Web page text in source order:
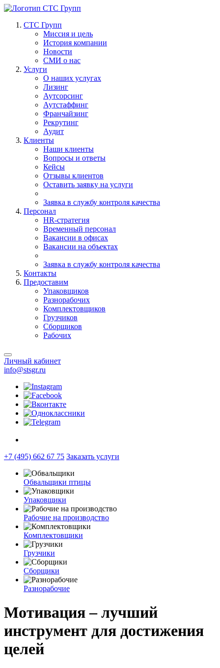
СТС Групп
Миссия и цель
История компании
Новости
СМИ о нас
Услуги
О наших услугах
Лизинг
Аутсорсинг
Аутстаффинг
Франчайзинг
Рекрутинг
Аудит
Клиенты
Наши клиенты
Вопросы и ответы
Кейсы
Отзывы клиентов
Оставить заявку на услуги
Заявка в службу контроля качества
Персонал
HR-стратегия
Временный персонал
Вакансии в офисах
Вакансии на объектах
Заявка в службу контроля качества
Контакты
Предоставим
Упаковщиков
Разнорабочих
Комплектовщиков
Грузчиков
Сборщиков
Рабочих
Личный кабинет
info@stsgr.ru
+7 (495) 662 67 75 Заказать услуги
Обвальщики птицы
Упаковщики
Рабочие на производство
Комплектовщики
Грузчики
Сборщики
Разнорабочие
Мотивация – лучший
инструмент для достижения
целей